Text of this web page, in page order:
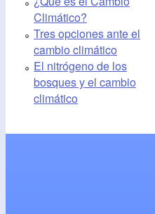
Climático?
Tres opciones ante el
cambio climático
El nitrógeno de los
bosques y el cambio
climático